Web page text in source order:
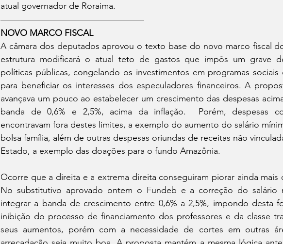
atual governador de Roraima.
NOVO MARCO FISCAL
A câmara dos deputados aprovou o texto base do novo marco fiscal
estrutura modificará o atual teto de gastos que impôs um grave
políticas públicas, congelando os investimentos em programas sociais
para beneficiar os interesses dos especuladores financeiros. A
avançava um pouco ao estabelecer um crescimento das despesas
banda de 0,6% e 2,5%, acima da inflação.  Porém, despesas
encontravam fora destes limites, a exemplo do aumento do salário
bolsa família, além de outras despesas oriundas de receitas não
Estado, a exemplo das doações para o fundo Amazônia.
Ocorre que a direita e a extrema direita conseguiram piorar ainda mais
No substitutivo aprovado ontem o Fundeb e a correção do salário
integrar a banda de crescimento entre 0,6% a 2,5%, impondo desta
inibição do processo de financiamento dos professores e da classe
seus aumentos, porém com a necessidade de cortes em outras